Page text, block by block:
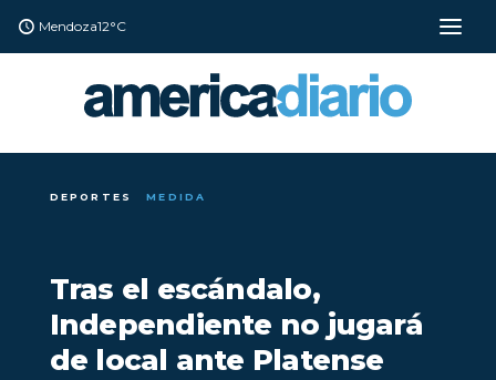
Mendoza12°C
DEPORTES MEDIDA
Tras el escándalo,
Independiente no jugará
de local ante Platense